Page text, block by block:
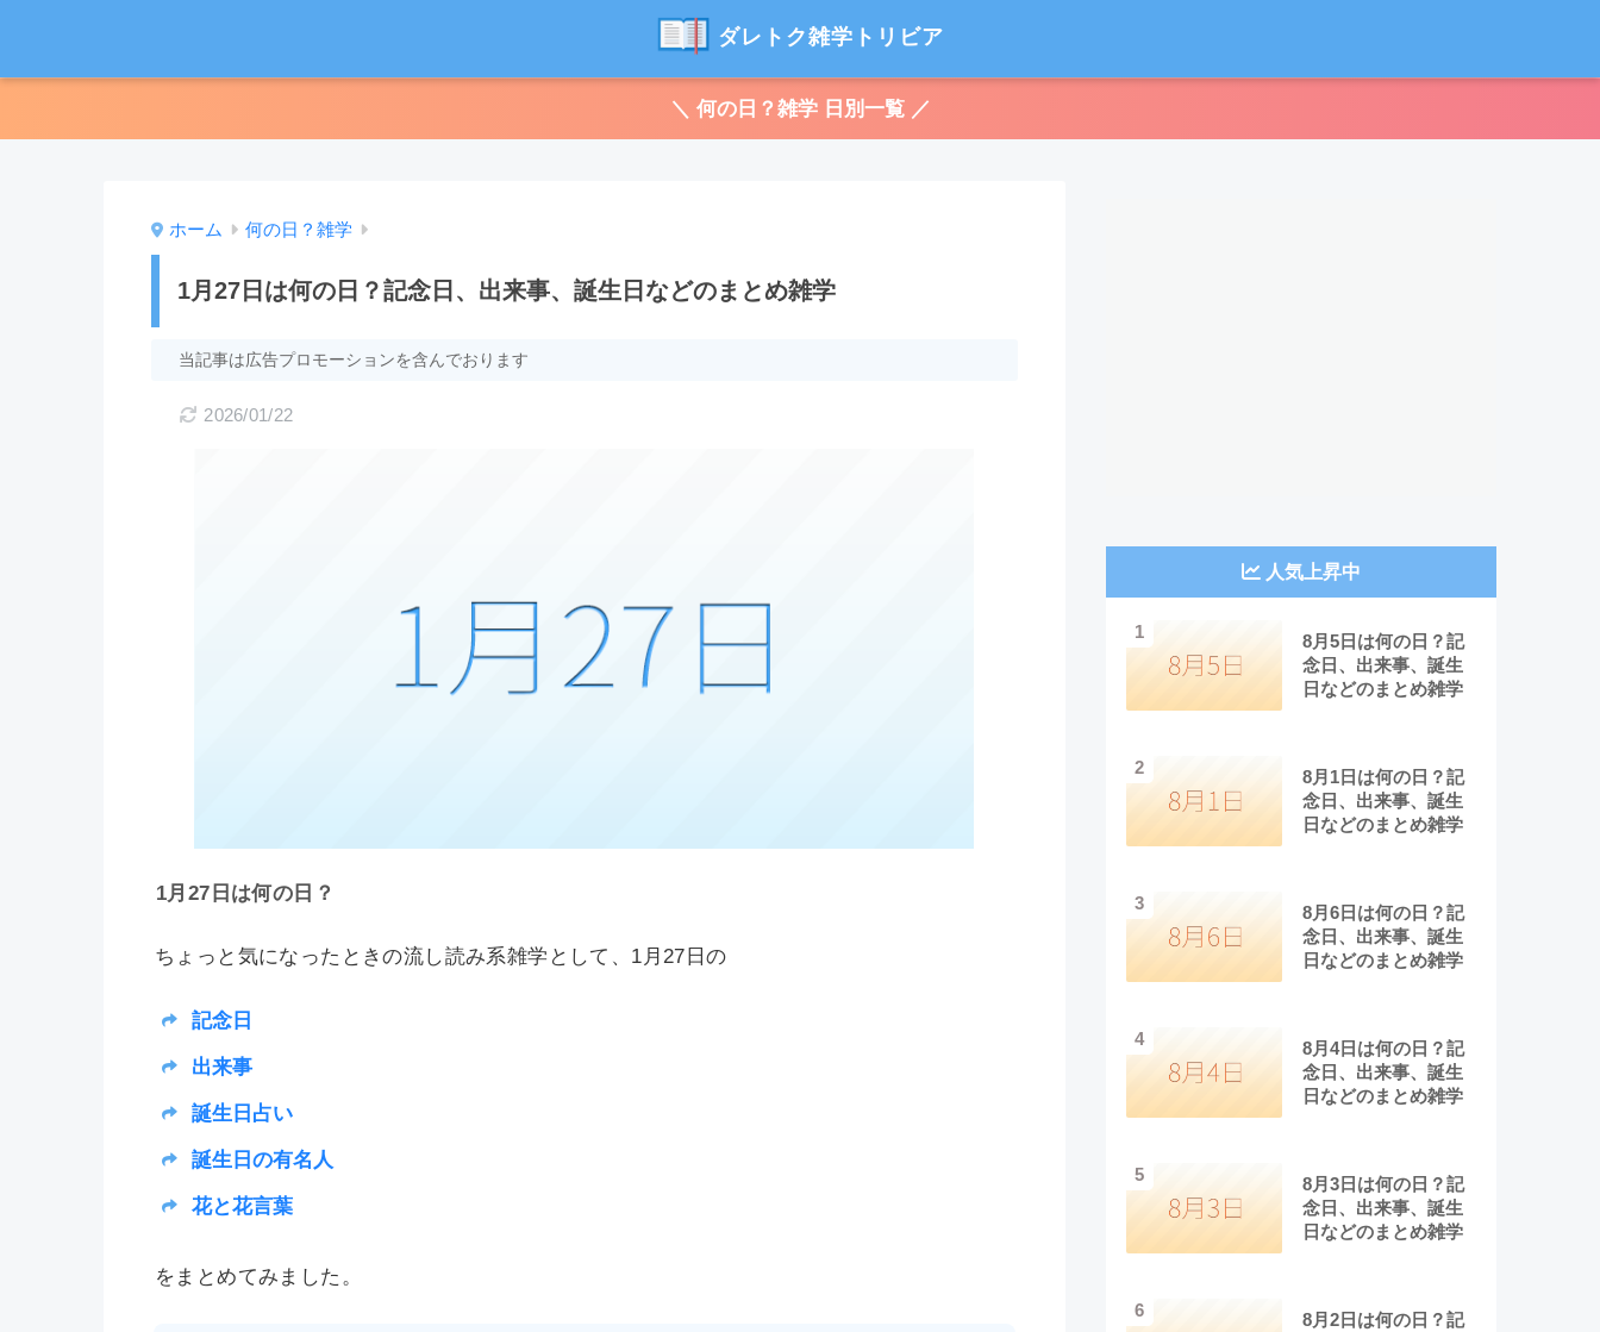
ダレトク雑学トリビア
＼ 何の日？雑学 日別一覧 ／
ホーム 何の日？雑学
1月27日は何の日？記念日、出来事、誕生日などのまとめ雑学
当記事は広告プロモーションを含んでおります
2026/01/22
1月27日は何の日？
ちょっと気になったときの流し読み系雑学として、1月27日の
記念日
出来事
誕生日占い
誕生日の有名人
花と花言葉
をまとめてみました。
人気上昇中
1
8月5日は何の日？記
念日、出来事、誕生
日などのまとめ雑学
2
8月1日は何の日？記
念日、出来事、誕生
日などのまとめ雑学
3
8月6日は何の日？記
念日、出来事、誕生
日などのまとめ雑学
4
8月4日は何の日？記
念日、出来事、誕生
日などのまとめ雑学
5
8月3日は何の日？記
念日、出来事、誕生
日などのまとめ雑学
6
8月2日は何の日？記